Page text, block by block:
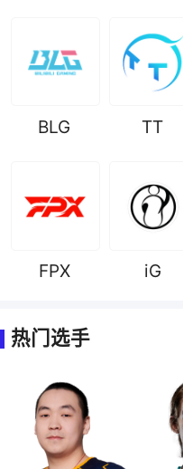
BLG TT
FPX iG
热门选手